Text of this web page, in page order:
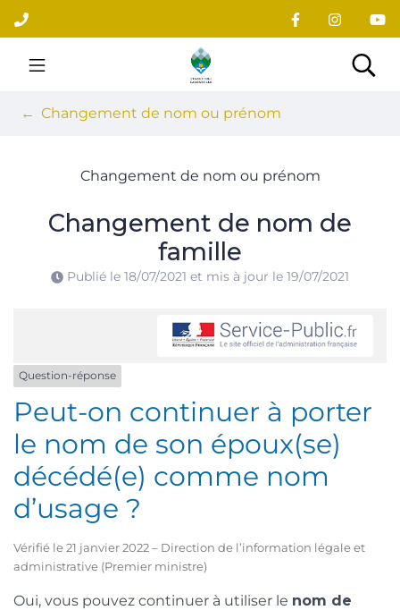
Aller
au
contenu
Site officiel du village
Changement de nom ou prénom
Changement de nom ou prénom
Changement de nom de
famille
Publié le 18/07/2021 et mis à jour le 19/07/2021
Question-réponse
Peut-on continuer à porter
le nom de son époux(se)
décédé(e) comme nom
d’usage ?
Vérifié le 21 janvier 2022 – Direction de l’information légale et
administrative (Premier ministre)
Oui, vous pouvez continuer à utiliser le nom de